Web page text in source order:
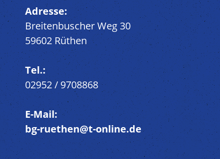
Adresse:
Breitenbuscher Weg 30
59602 Rüthen
Tel.:
02952 / 9708868
E-Mail:
bg-ruethen@t-online.de